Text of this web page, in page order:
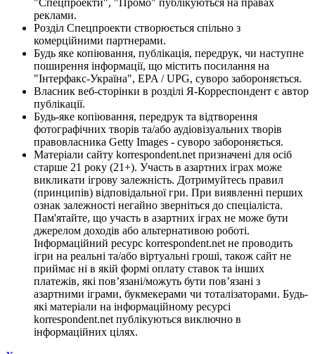
реклами.
Розділ Спецпроекти створюється спільно з
комерційними партнерами.
Будь яке копіювання, публікація, передрук, чи наступне
поширення інформації, що містить посилання на
"Інтерфакс-Україна", EPA / UPG, суворо забороняється.
Власник веб-сторінки в розділі Я-Корреспондент є автор
публікації.
Будь-яке копіювання, передрук та відтворення
фотографічних творів та/або аудіовізуальних творів
правовласника Getty Images - суворо забороняється.
Матеріали сайту korrespondent.net призначені для осіб
старше 21 року (21+). Участь в азартних іграх може
викликати ігрову залежність. Дотримуйтесь правил
(принципів) відповідальної гри. При виявленні перших
ознак залежності негайно зверніться до спеціаліста.
Пам'ятайте, що участь в азартних іграх не може бути
джерелом доходів або альтернативою роботі.
Інформаційний ресурс korrespondent.net не проводить
ігри на реальні та/або віртуальні гроші, також сайт не
приймає ні в якій формі оплату ставок та інших
платежів, які пов’язані/можуть бути пов’язані з
азартними іграми, букмекерами чи тоталізаторами. Будь-
які матеріали на інформаційному ресурсі
korrespondent.net публікуються виключно в
інформаційних цілях.